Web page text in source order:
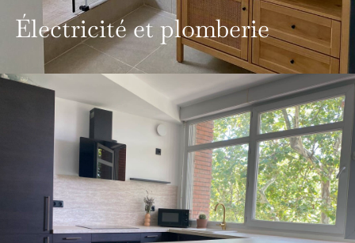
Électricité et plomberie